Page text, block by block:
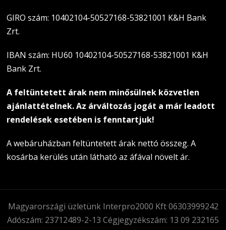
GIRO szám: 10402104-50527168-53821001 K&H Bank
Zrt.
IBAN szám: HU60 10402104-50527168-53821001 K&H
Bank Zrt.
A feltüntetett árak nem minősülnek közvetlen
ajánlattételnek. Az árváltozás jogát a már leadott
rendelések esetében is fenntartjuk!
A webáruházban feltüntetett árak nettó összeg. A
kosárba kerülés után látható az áfával növelt ár.
Magyarországi üzletünk Interpro2000 Kft 06303999242
Adószám: 23712489-2-13 Cégjegyzékszám: 13 09 232165